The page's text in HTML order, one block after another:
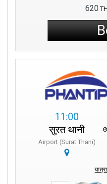
620
11:00
सुरत थानी
Airport (Surat Thani)